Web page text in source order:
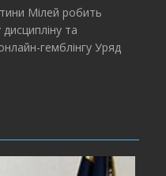
Мілей робить
та
гемблінгу Уряд